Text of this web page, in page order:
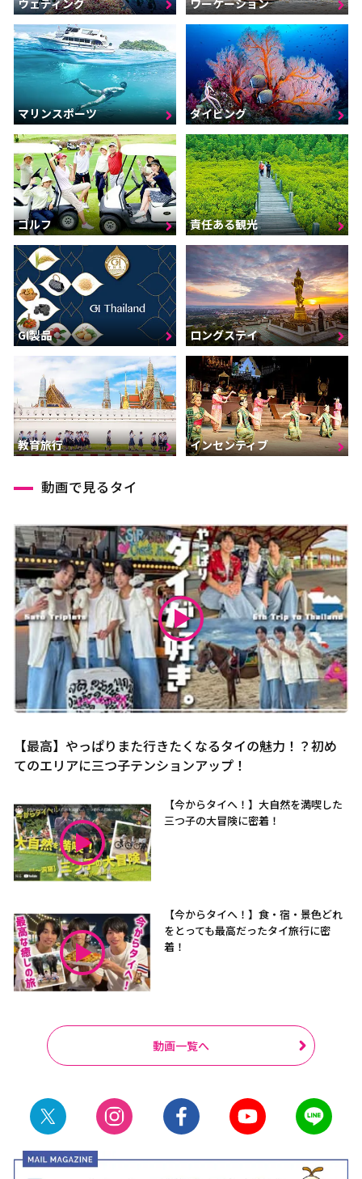
マリンスポーツ ダイビング
ゴルフ 責任ある観光
GI製品 ロングステイ
教育旅行 インセンティブ
動画で見るタイ
【最高】やっぱりまた行きたくなるタイの魅力！？初め
てのエリアに三つ子テンションアップ！
【今からタイへ！】大自然を満喫した
三つ子の大冒険に密着！
【今からタイへ！】食・宿・景色どれ
をとっても最高だったタイ旅行に密
着！
動画一覧へ